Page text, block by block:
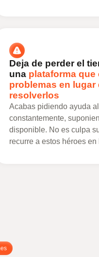
Deja de perder el
una plataforma que
problemas en lugar
resolverlos
Acabas pidiendo ayuda
constantemente,
disponible. No es culpa
recurre a estos héroes en